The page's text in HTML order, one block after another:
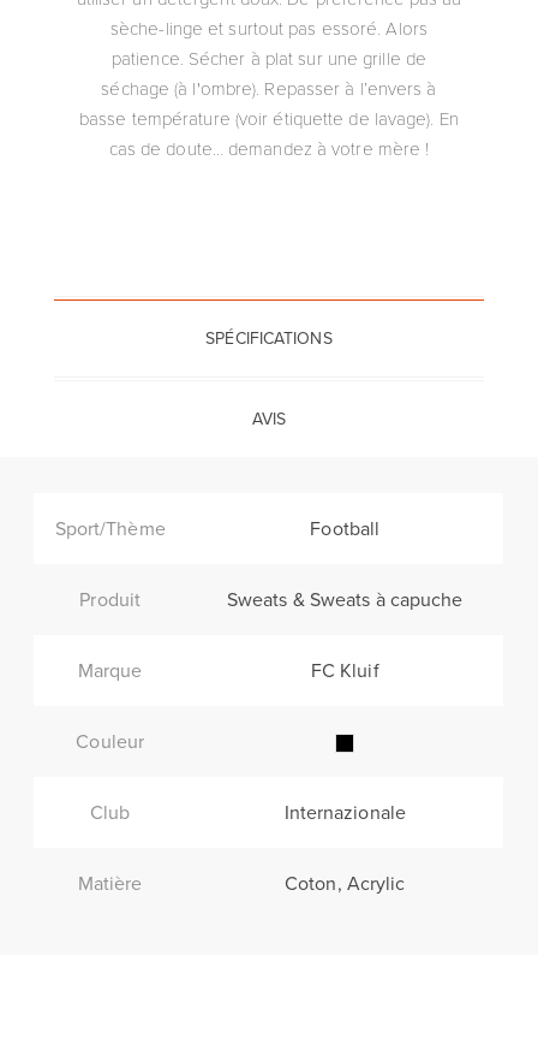
sèche-linge et surtout pas essoré. Alors
patience. Sécher à plat sur une grille de
séchage (à l'ombre). Repasser à l’envers à
basse température (voir étiquette de lavage). En
cas de doute… demandez à votre mère !
SPÉCIFICATIONS
AVIS
Sport/Thème Football
Produit Sweats & Sweats à capuche
Marque FC Kluif
Couleur
Club Internazionale
Matière Coton, Acrylic